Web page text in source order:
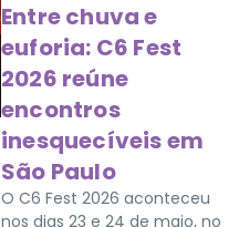
Entre chuva e
euforia: C6 Fest
2026 reúne
encontros
inesquecíveis em
São Paulo
O C6 Fest 2026 aconteceu
nos dias 23 e 24 de maio, no